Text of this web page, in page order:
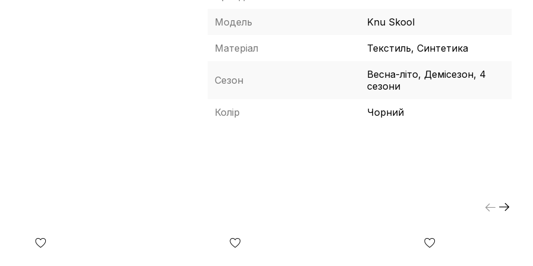
не виходячи за рамки класики. Кеди
Модель Knu Skool
Матеріал Текстиль, Синтетика
Сезон
Весна-літо, Демісезон, 4
сезони
Колір Чорний